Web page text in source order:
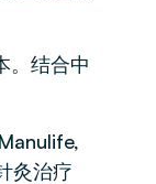
。结合中
灸治疗